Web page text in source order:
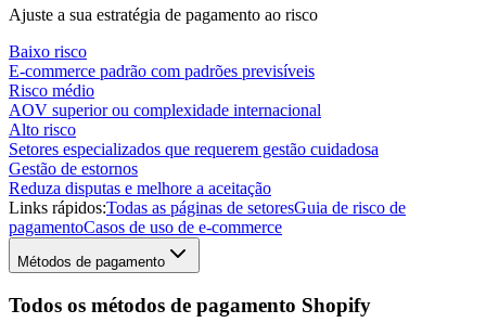
Ajuste a sua estratégia de pagamento ao risco
Baixo risco
E-commerce padrão com padrões previsíveis
Risco médio
AOV superior ou complexidade internacional
Alto risco
Setores especializados que requerem gestão cuidadosa
Gestão de estornos
Reduza disputas e melhore a aceitação
Links rápidos:Todas as páginas de setoresGuia de risco de
pagamentoCasos de uso de e-commerce
Métodos de pagamento
Todos os métodos de pagamento Shopify